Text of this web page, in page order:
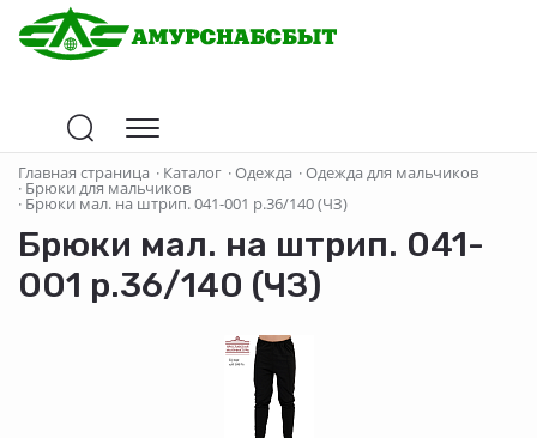
Главная страница · Каталог ·Одежда ·Одежда для мальчиков
· Брюки для мальчиков
· Брюки мал. на штрип. 041-001 р.36/140 (ЧЗ)
Брюки мал. на штрип. 041-
001 р.36/140 (ЧЗ)